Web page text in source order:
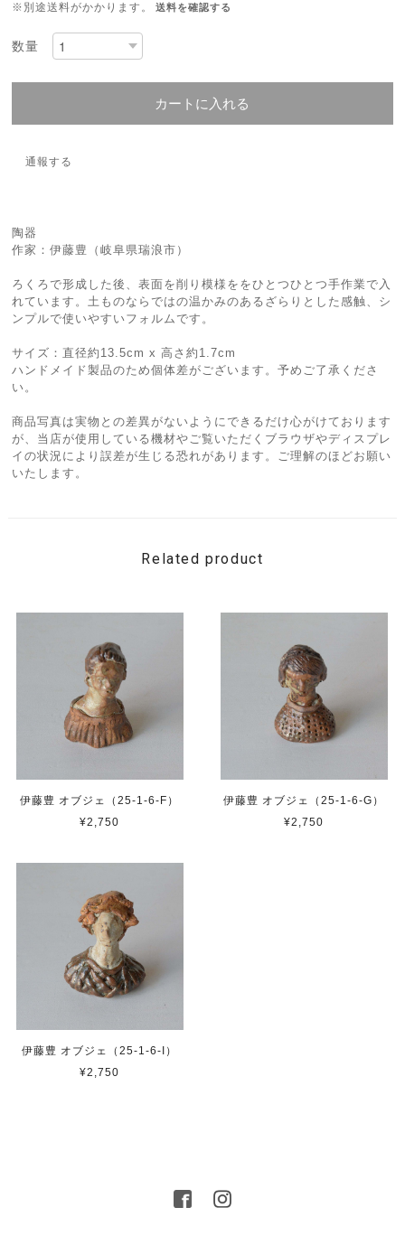
※別途送料がかかります。 送料を確認する
数量
カートに入れる
通報する
陶器
作家：伊藤豊（岐阜県瑞浪市）
ろくろで形成した後、表面を削り模様ををひとつひとつ手作業で入
れています。土ものならではの温かみのあるざらりとした感触、シ
ンプルで使いやすいフォルムです。
サイズ：直径約13.5cm x 高さ約1.7cm
ハンドメイド製品のため個体差がございます。予めご了承くださ
い。
商品写真は実物との差異がないようにできるだけ心がけております
が、当店が使用している機材やご覧いただくブラウザやディスプレ
イの状況により誤差が生じる恐れがあります。ご理解のほどお願い
いたします。
Related product
伊藤豊 オブジェ（25-1-6-F）
¥2,750
伊藤豊 オブジェ（25-1-6-G）
¥2,750
伊藤豊 オブジェ（25-1-6-I）
¥2,750